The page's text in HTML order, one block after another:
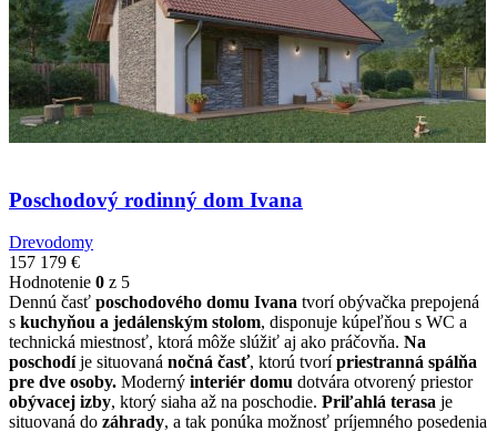
Poschodový rodinný dom Ivana
Drevodomy
157 179 €
Hodnotenie 0 z 5
Dennú časť poschodového domu Ivana tvorí obývačka prepojená
s kuchyňou a jedálenským stolom, disponuje kúpeľňou s WC a
technická miestnosť, ktorá môže slúžiť aj ako práčovňa. Na
poschodíje situovaná nočná časť, ktorú tvorípriestranná spálňa
pre dve osoby. Moderný interiér domu dotvára otvorený priestor
obývacej izby, ktorý siaha až na poschodie. Priľahlá terasa je
situovaná do záhrady, a tak ponúka možnosť príjemného posedenia